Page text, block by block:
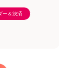
ー＆決済